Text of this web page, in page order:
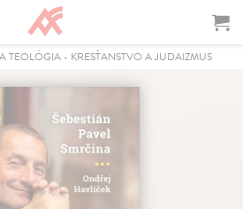
TEOLÓGIA- KRESŤANSTVO A JUDAIZMUS